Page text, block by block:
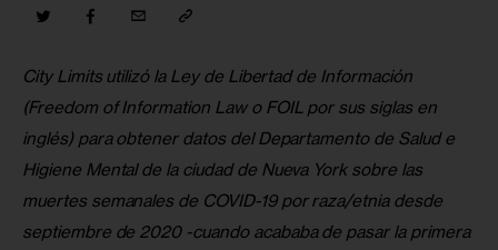
City Limits utilizó la Ley de Libertad de Información
(Freedom of Information Law o FOIL por sus siglas en
inglés) para obtener datos del Departamento de Salud e
Higiene Mental de la ciudad de Nueva York sobre las
muertes semanales de COVID-19 por raza/etnia desde
septiembre de 2020 -cuando acababa de pasar la primera